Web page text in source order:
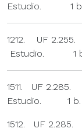
Estudio. 1
1212. UF
Estudio. 1
1511. UF
Estudio. 1 b.
1512. UF